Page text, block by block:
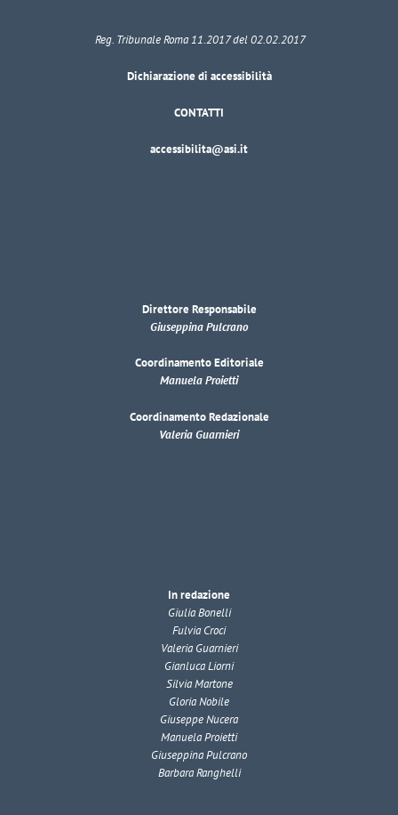
Reg. Tribunale Roma 11.2017 del 02.02.2017
Dichiarazione di accessibilità
CONTATTI
accessibilita@asi.it
Direttore Responsabile
Giuseppina Pulcrano
Coordinamento Editoriale
Manuela Proietti
Coordinamento Redazionale
Valeria Guarnieri
In redazione
Giulia Bonelli
Fulvia Croci
Valeria Guarnieri
Gianluca Liorni
Silvia Martone
Gloria Nobile
Giuseppe Nucera
Manuela Proietti
Giuseppina Pulcrano
Barbara Ranghelli